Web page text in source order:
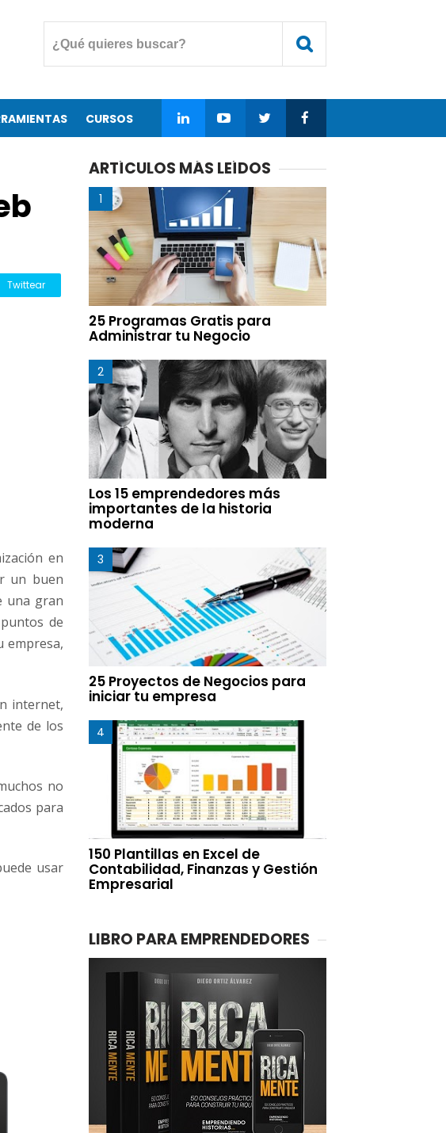
CURSOS
Twittear
en
un buen
una gran
de
empresa,
internet,
de los
no
para
usar
ARTÍCULOS MÁS LEÍDOS
25 Programas Gratis para
Administrar tu Negocio
Los 15 emprendedores más
importantes de la historia
moderna
25 Proyectos de Negocios para
iniciar tu empresa
150 Plantillas en Excel de
Contabilidad, Finanzas y Gestión
Empresarial
LIBRO PARA EMPRENDEDORES